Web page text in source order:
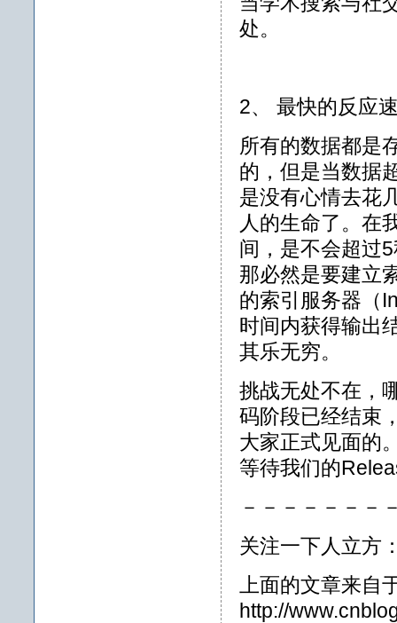
处。
2、 最快的反应
所有的数据都是
的，但是当数据
是没有心情去花
人的生命了。在
间，是不会超过
那必然是要建立
的索引服务器（
时间内获得输出
其乐无穷。
挑战无处不在，
码阶段已经结束
大家正式见面的
等待我们的
－－－－－－－
关注一下人立方
上面的文章来自
http://